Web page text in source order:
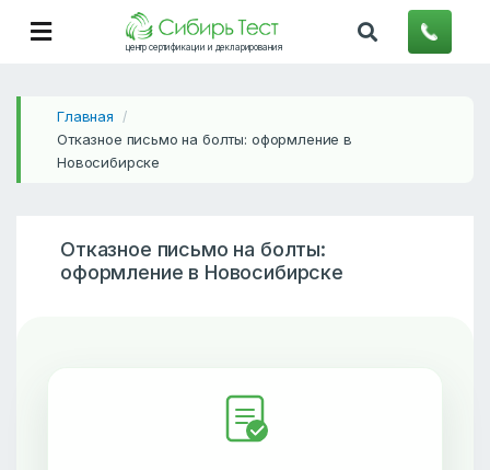
центр сертификации и декларирования
Главная /
Отказное письмо на болты: оформление в
Новосибирске
Отказное письмо на болты:
оформление в Новосибирске